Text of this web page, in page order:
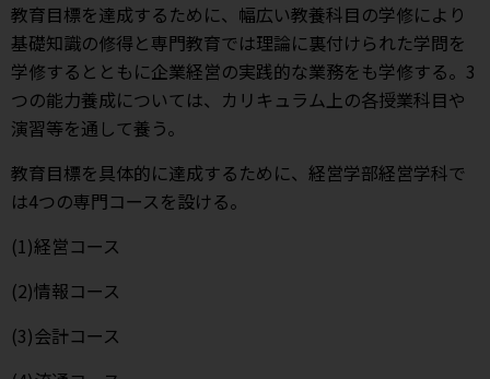
教育目標を達成するために、幅広い教養科目の学修により
基礎知識の修得と専門教育では理論に裏付けられた学問を
学修するとともに企業経営の実践的な業務をも学修する。3
つの能力養成については、カリキュラム上の各授業科目や
演習等を通して養う。
教育目標を具体的に達成するために、経営学部経営学科で
は4つの専門コースを設ける。
(1)経営コース
(2)情報コース
(3)会計コース